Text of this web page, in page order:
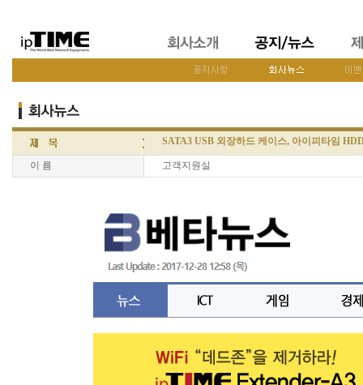
SATA3 USB 외장하드 케이스, 아이피타임
이 름 고객지원실